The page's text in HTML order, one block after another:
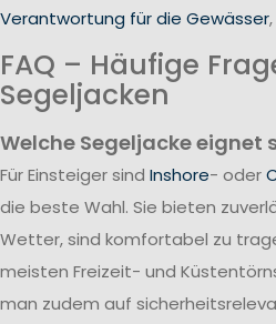
Verantwortung für die Gewässer
FAQ – Häufige
Segeljacken
Welche Segeljacke eignet
Für Einsteiger sind Inshore- oder
die beste Wahl. Sie bieten
Wetter, sind komfortabel zu
meisten Freizeit- und
man zudem auf